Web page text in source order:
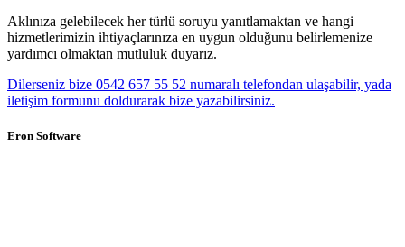
Aklınıza gelebilecek her türlü soruyu yanıtlamaktan ve hangi
hizmetlerimizin ihtiyaçlarınıza en uygun olduğunu belirlemenize
yardımcı olmaktan mutluluk duyarız.
Dilerseniz bize 0542 657 55 52 numaralı telefondan ulaşabilir, yada
iletişim formunu doldurarak bize yazabilirsiniz.
Eron Software